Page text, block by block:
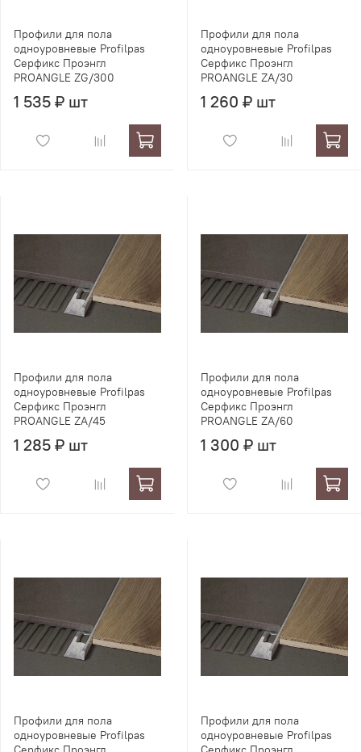
Профили для пола
одноуровневые Profilpas
Серфикс Проэнгл
PROANGLE ZG/300
1 535 ₽ шт
Профили для пола
одноуровневые Profilpas
Серфикс Проэнгл
PROANGLE ZA/30
1 260 ₽ шт
Профили для пола
одноуровневые Profilpas
Серфикс Проэнгл
PROANGLE ZA/45
1 285 ₽ шт
Профили для пола
одноуровневые Profilpas
Серфикс Проэнгл
PROANGLE ZA/60
1 300 ₽ шт
Профили для пола
одноуровневые Profilpas
Профили для пола
одноуровневые Profilpas